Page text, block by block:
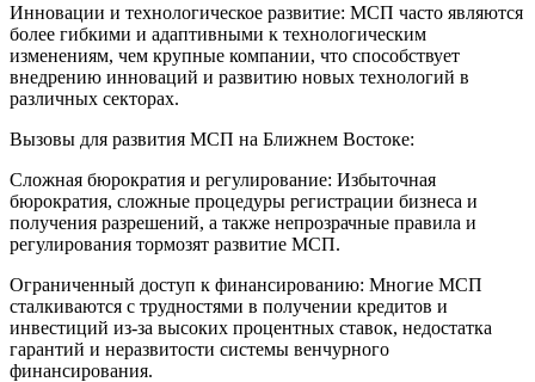
Инновации и технологическое развитие: МСП часто являются
более гибкими и адаптивными к технологическим
изменениям, чем крупные компании, что способствует
внедрению инноваций и развитию новых технологий в
различных секторах.
Вызовы для развития МСП на Ближнем Востоке:
Сложная бюрократия и регулирование: Избыточная
бюрократия, сложные процедуры регистрации бизнеса и
получения разрешений, а также непрозрачные правила и
регулирования тормозят развитие МСП.
Ограниченный доступ к финансированию: Многие МСП
сталкиваются с трудностями в получении кредитов и
инвестиций из-за высоких процентных ставок, недостатка
гарантий и неразвитости системы венчурного
финансирования.